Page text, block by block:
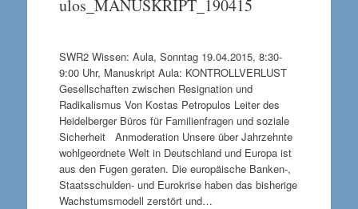
ulos_MANUSKRIPT_190415
SWR2 Wissen: Aula, Sonntag 19.04.2015, 8:30-
9:00 Uhr, Manuskript Aula: KONTROLLVERLUST
Gesellschaften zwischen Resignation und
Radikalismus Von Kostas Petropulos Leiter des
Heidelberger Büros für Familienfragen und soziale
Sicherheit Anmoderation Unsere über Jahrzehnte
wohlgeordnete Welt in Deutschland und Europa ist
aus den Fugen geraten. Die europäische Banken-,
Staatsschulden- und Eurokrise haben das bisherige
Wachstumsmodell zerstört und…